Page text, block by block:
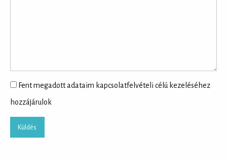
Fent megadott adataim kapcsolatfelvételi célú kezeléséhez
hozzájárulok